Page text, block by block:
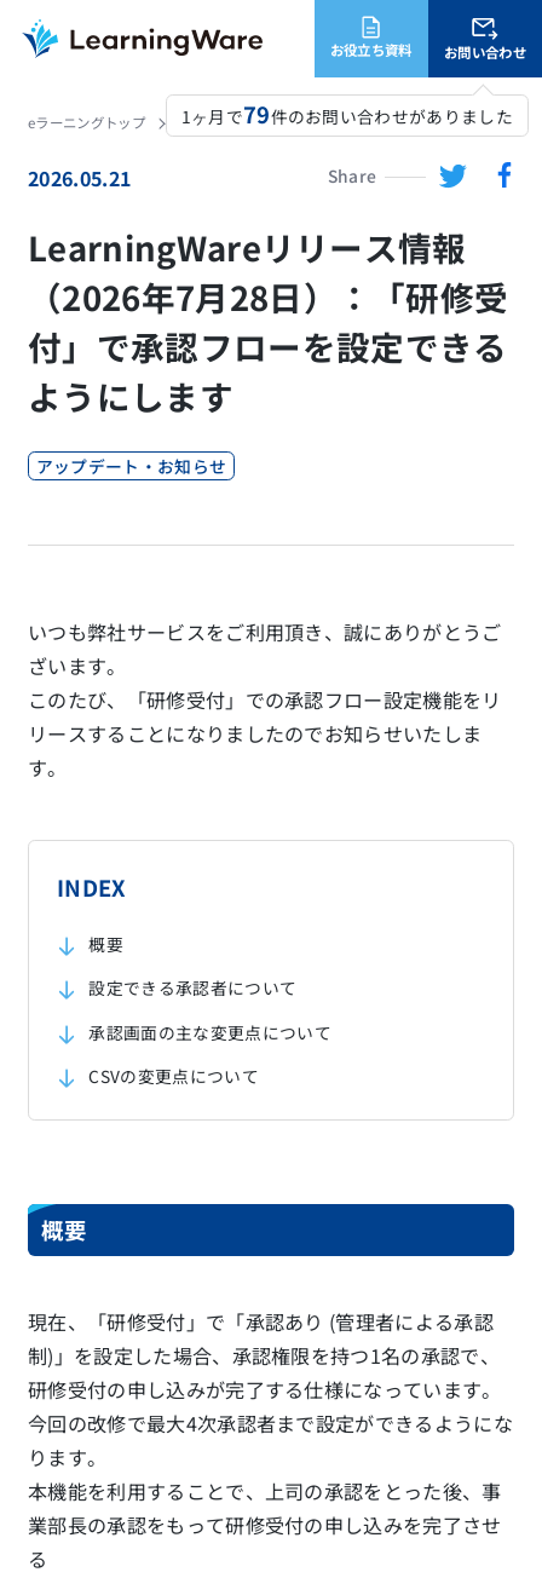
お役立ち資料 お問い合わせ
1ヶ月で79件のお問い合わせがありました
eラーニングトップ LearningWare ニュース LearningWareリリース情報（2026年7月28日）：「研修受付」で承認フローを設定できるようにします
Share
2026.05.21
LearningWareリリース情報
（2026年7月28日）：「研修受
付」で承認フローを設定できる
ようにします
アップデート・お知らせ
いつも弊社サービスをご利用頂き、誠にありがとうご
ざいます。
このたび、「研修受付」での承認フロー設定機能をリ
リースすることになりましたのでお知らせいたしま
す。
INDEX
概要
設定できる承認者について
承認画面の主な変更点について
CSVの変更点について
概要
現在、「研修受付」で「承認あり (管理者による承認
制)」を設定した場合、承認権限を持つ1名の承認で、
研修受付の申し込みが完了する仕様になっています。
今回の改修で最大4次承認者まで設定ができるようにな
ります。
本機能を利用することで、上司の承認をとった後、事
業部長の承認をもって研修受付の申し込みを完了させ
る